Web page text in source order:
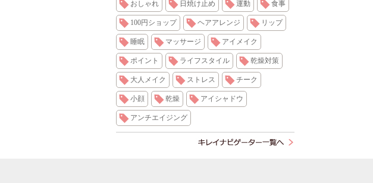
おしゃれ 日焼け止め 運動 食事
100円ショップ ヘアアレンジ リップ
睡眠 マッサージ アイメイク
ポイント ライフスタイル 乾燥対策
大人メイク ストレス チーク
小顔 乾燥 アイシャドウ
アンチエイジング